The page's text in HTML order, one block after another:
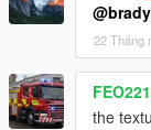
22 Tháng
the